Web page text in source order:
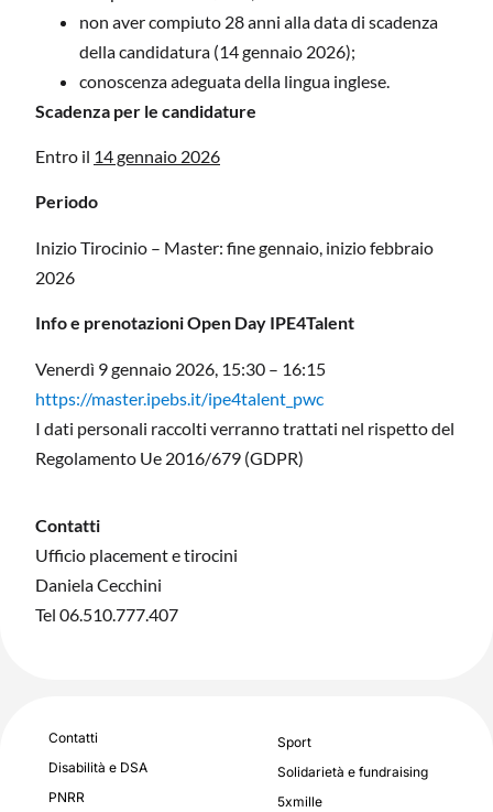
non aver compiuto 28 anni alla data di scadenza
della candidatura (14 gennaio 2026);
conoscenza adeguata della lingua inglese.
Scadenza per le candidature
Entro il 14 gennaio 2026
Periodo
Inizio Tirocinio – Master: fine gennaio, inizio febbraio
2026
Info e prenotazioni Open Day IPE4Talent
Venerdì 9 gennaio 2026, 15:30 – 16:15
https://master.ipebs.it/ipe4talent_pwc
I dati personali raccolti verranno trattati nel rispetto del
Regolamento Ue 2016/679 (GDPR)
Contatti
Ufficio placement e tirocini
Daniela Cecchini
Tel 06.510.777.407
Contatti
Disabilità e DSA
PNRR
Sport
Solidarietà e fundraising
5xmille